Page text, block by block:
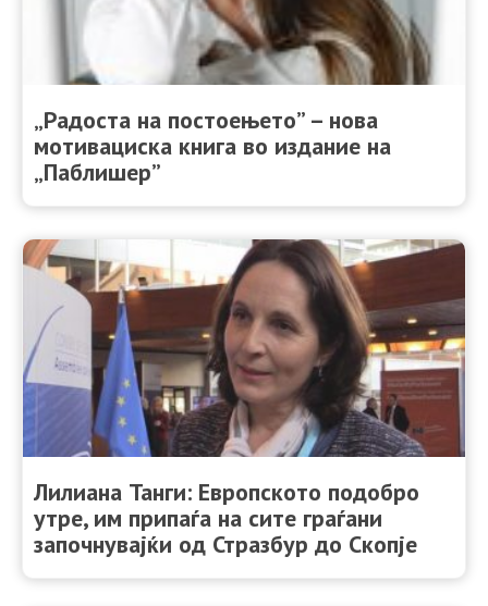
„Радоста на постоењето” – нова
мотивациска книга во издание на
„Паблишер”​
Лилиана Танги: Европското подобро
утре, им припаѓа на сите граѓани
започнувајќи од Стразбур до Скопје